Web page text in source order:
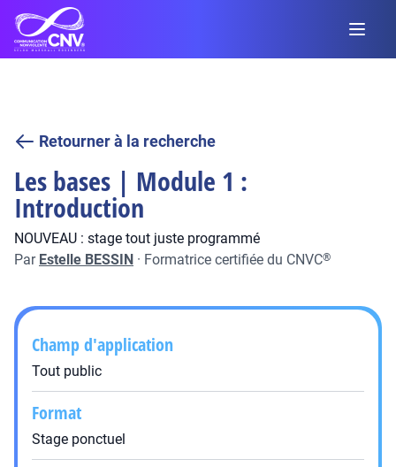
Retourner à la recherche
Les bases | Module 1 :
Introduction
NOUVEAU : stage tout juste programmé
Par Estelle BESSIN · Formatrice certifiée du CNVC®
Champ d'application
Tout public
Format
Stage ponctuel